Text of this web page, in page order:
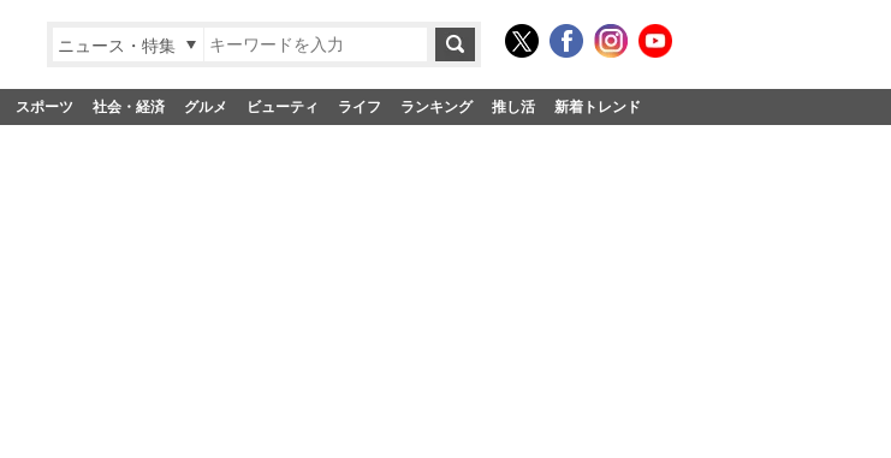
ニュース・特集
スポーツ 社会・経済 グルメ ビューティ ライフ ランキング 推し活 新着トレンド